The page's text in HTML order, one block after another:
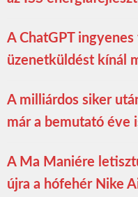
A ChatGPT
üzenetküldést kínál
A milliárdos siker
már a bemutató éve
A Ma Maniére
újra a hófehér Nike